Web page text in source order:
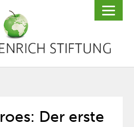
Der erste